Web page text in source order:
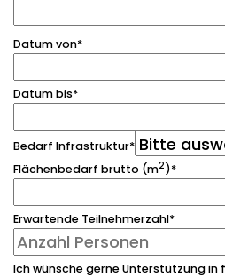
Datum von*
Datum bis*
Bedarf Infrastruktur*
Flächenbedarf brutto (m2)*
Erwartende Teilnehmerzahl*
Ich wünsche gerne Unterstützung in